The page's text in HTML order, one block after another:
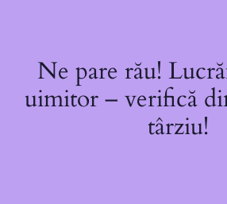
Ne pare rău!
uimitor – verifică
târziu!